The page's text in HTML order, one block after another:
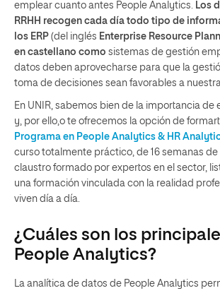
emplear cuanto antes People Analytics. Los
RRHH recogen cada día todo tipo de
los ERP (del inglés Enterprise Resource
en castellano como sistemas de gestión
datos deben aprovecharse para que la
toma de decisiones sean favorables a
En UNIR, sabemos bien de la importancia de
y, por ello,o te ofrecemos la opción de
Programa en People Analytics & HR
curso totalmente práctico, de 16 semanas
claustro formado por expertos en el sector,
una formación vinculada con la realidad
viven día a día.
¿Cuáles son los
People Analytics?
La analítica de datos de People Analytics